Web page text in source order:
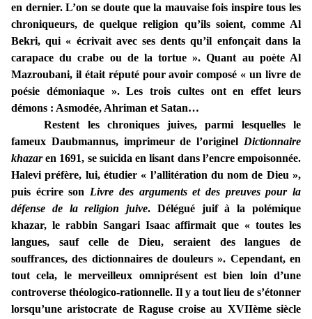
en dernier. L’on se doute que la mauvaise fois inspire tous les
chroniqueurs, de quelque religion qu’ils soient, comme Al
Bekri, qui « écrivait avec ses dents qu’il enfonçait dans la
carapace du crabe ou de la tortue ». Quant au poète Al
Mazroubani, il était réputé pour avoir composé « un livre de
poésie démoniaque ». Les trois cultes ont en effet leurs
démons : Asmodée, Ahriman et Satan…
Restent les chroniques juives, parmi lesquelles le
fameux Daubmannus, imprimeur de l’originel Dictionnaire
khazaren 1691, se suicida en lisant dans l’encre empoisonnée.
Halevi préfère, lui, étudier « l’allitération du nom de Dieu »,
puis écrire son Livre des arguments et des preuves pour la
défense de la religion juive. Délégué juif à la polémique
khazar, le rabbin Sangari Isaac affirmait que « toutes les
langues, sauf celle de Dieu, seraient des langues de
souffrances, des dictionnaires de douleurs ». Cependant, en
tout cela, le merveilleux omniprésent est bien loin d’une
controverse théologico-rationnelle. Il y a tout lieu de s’étonner
lorsqu’une aristocrate de Raguse croise au XVIIème siècle